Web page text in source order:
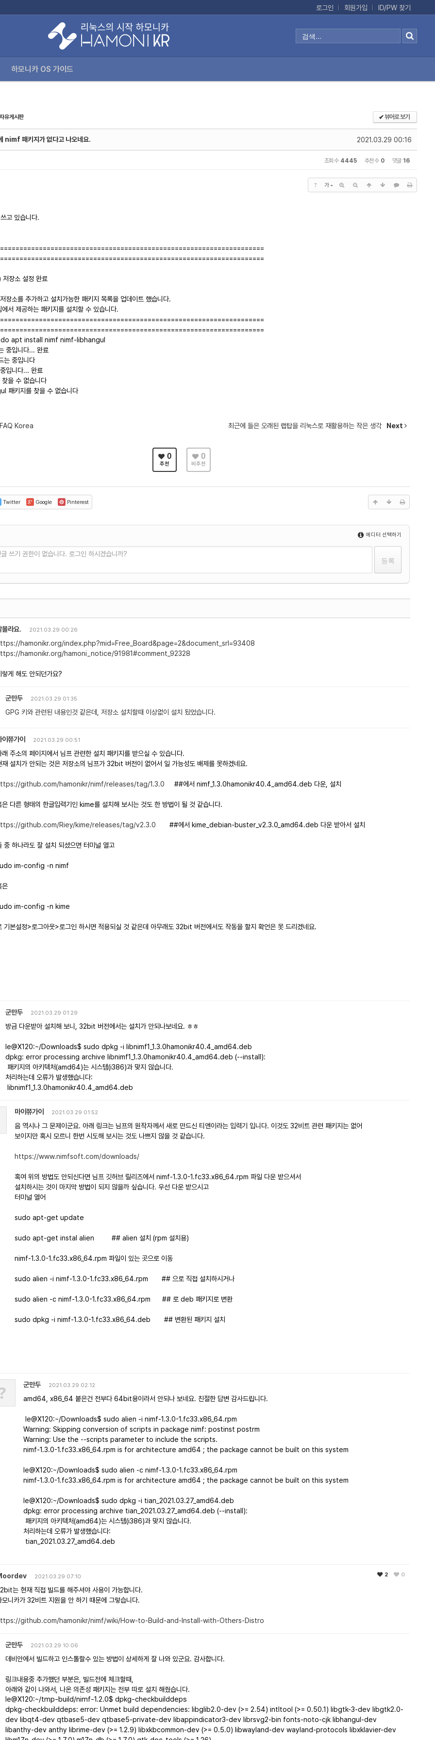
로그인 회원가입 ID/PW 찾기
하모니카 OS 가이드
자유게시판 ✔뷰어로 보기
2021.03.29 00:16
nimf 패키지가 없다고 나오네요.
조회 수 4445 추천 수 0 댓글 16
? 가
고 있습니다.
장소 설정 완료
소를 추가하고 설치가능한 패키지 목록을 업데이트 했습니다.
서 제공하는 패키지를 설치할 수 있습니다.
apt install nimf nimf-libhangul
중입니다... 완료
는 중입니다
입니다... 완료
을 수 없습니다
패키지를 찾을 수 없습니다
Korea 최근에 들은 오래된 랩탑을 리눅스로 재활용하는 작은 생각 Next
0
추천
0
비추천
Twitter Google Pinterest
에디터 선택하기
쓰기 권한이 없습니다. 로그인 하시겠습니까?
몰라요. 2021.03.29 00:26
hamonikr.org/index.php?mid=Free_Board&page=2&document_srl=93408
hamonikr.org/hamoni_notice/91981#comment_92328
렇게 해도 안되던가요?
군만두 2021.03.29 01:35
GPG 키와 관련된 내용인것 같은데, 저장소 설치할때 이상없이 설치 됬었습니다.
이쮸가이 2021.03.29 00:51
래 주소의 페이지에서 님프 관련한 설치 패키지를 받으실 수 있습니다.
재 설치가 안되는 것은 저장소의 님프가 32bit 버전이 없어서 일 가능성도 배제를 못하겠네요.
github.com/hamonikr/nimf/releases/tag/1.3.0 ##에서 nimf_1.3.0hamonikr40.4_amd64.deb 다운, 설치
은 다른 형태의 한글입력기인 kime를 설치해 보시는 것도 한 방법이 될 것 같습니다.
github.com/Riey/kime/releases/tag/v2.3.0 ##에서 kime_debian-buster_v2.3.0_amd64.deb 다운 받아서 설치
중 하나라도 잘 설치 되셨으면 터미널 열고
im-config -n nimf
은
im-config -n kime
기본설정>로그아웃>로그인 하시면 적용되실 것 같은데 아무래도 32bit 버전에서도 작동을 할지 확언은 못 드리겠네요.
군만두 2021.03.29 01:29
방금 다운받아 설치해 보니, 32bit 버전에서는 설치가 안되나보네요. ㅎㅎ
le@X120:~/Downloads$ sudo dpkg -i libnimf1_1.3.0hamonikr40.4_amd64.deb
dpkg: error processing archive libnimf1_1.3.0hamonikr40.4_amd64.deb (--install):
패키지의 아키텍처(amd64)는 시스템(i386)과 맞지 않습니다.
처리하는데 오류가 발생했습니다:
libnimf1_1.3.0hamonikr40.4_amd64.deb
마이쮸가이 2021.03.29 01:52
음 역시나 그 문제이군요. 아래 링크는 님프의 원작자께서 새로 만드신 티엔이라는 입력기 입니다. 이것도 32비트 관련 패키지는 없어
보이지만 혹시 모르니 한번 시도해 보시는 것도 나쁘지 않을 것 같습니다.
https://www.nimfsoft.com/downloads/
혹여 위의 방법도 안되신다면 님프 깃허브 릴리즈에서 nimf-1.3.0-1.fc33.x86_64.rpm 파일 다운 받으셔서
설치하시는 것이 마지막 방법이 되지 않을까 싶습니다. 우선 다운 받으시고
터미널 열어
sudo apt-get update
sudo apt-get instal alien ## alien 설치 (rpm 설치용)
nimf-1.3.0-1.fc33.x86_64.rpm 파일이 있는 곳으로 이동
sudo alien -i nimf-1.3.0-1.fc33.x86_64.rpm ## 으로 직접 설치하시거나
sudo alien -c nimf-1.3.0-1.fc33.x86_64.rpm ## 로 deb 패키지로 변환
sudo dpkg -i nimf-1.3.0-1.fc33.x86_64.deb ## 변환된 패키지 설치
군만두 2021.03.29 02:12
amd64, x86_64 붙은건 전부다 64bit용이라서 안되나 보네요. 친절한 답변 감사드립니다.
le@X120:~/Downloads$ sudo alien -i nimf-1.3.0-1.fc33.x86_64.rpm
Warning: Skipping conversion of scripts in package nimf: postinst postrm
Warning: Use the --scripts parameter to include the scripts.
nimf-1.3.0-1.fc33.x86_64.rpm is for architecture amd64 ; the package cannot be built on this system
le@X120:~/Downloads$ sudo alien -c nimf-1.3.0-1.fc33.x86_64.rpm
nimf-1.3.0-1.fc33.x86_64.rpm is for architecture amd64 ; the package cannot be built on this system
le@X120:~/Downloads$ sudo dpkg -i tian_2021.03.27_amd64.deb
dpkg: error processing archive tian_2021.03.27_amd64.deb (--install):
패키지의 아키텍처(amd64)는 시스템(i386)과 맞지 않습니다.
처리하는데 오류가 발생했습니다:
tian_2021.03.27_amd64.deb
2021.03.29 07:10
는 현재 직접 빌드를 해주셔야 사용이 가능합니다.
모니카가 32비트 지원을 안 하기 때문에 그렇습니다.
github.com/hamonikr/nimf/wiki/How-to-Build-and-Install-with-Others-Distro
2 0
군만두 2021.03.29 10:06
데비안에서 빌드하고 인스톨할수 있는 방법이 상세하게 잘 나와 있군요. 감사합니다.
링크내용중 추가했던 부분은, 빌드전에 체크할때,
아래와 같이 나와서, 나온 의존성 패키지는 전부 따로 설치 해줬습니다.
le@X120:~/tmp-build/nimf-1.2.0$ dpkg-checkbuilddeps
dpkg-checkbuilddeps: error: Unmet build dependencies: libglib2.0-dev (>= 2.54) intltool (>= 0.50.1) libgtk-3-dev libgtk2.0-
dev libqt4-dev qtbase5-dev qtbase5-private-dev libappindicator3-dev librsvg2-bin fonts-noto-cjk libhangul-dev
libanthy-dev anthy librime-dev (>= 1.2.9) libxkbcommon-dev (>= 0.5.0) libwayland-dev wayland-protocols libxklavier-dev